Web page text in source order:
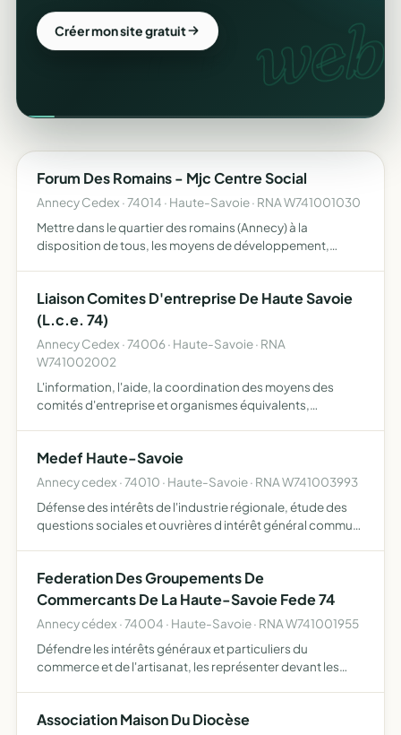
web.
Créer mon site gratuit
Forum Des Romains - Mjc Centre Social
Annecy Cedex · 74014 · Haute-Savoie · RNA W741001030
Mettre dans le quartier des romains (Annecy) à la
disposition de tous, les moyens de développement,
Liaison Comites D'entreprise De Haute Savoie
(L.c.e. 74)
Annecy Cedex · 74006 · Haute-Savoie · RNA
W741002002
L'information, l'aide, la coordination des moyens des
comités d'entreprise et organismes équivalents,
dans…
Medef Haute-Savoie
Annecy cedex · 74010 · Haute-Savoie · RNA W741003993
Défense des intérêts de l'industrie régionale, étude des
questions sociales et ouvrières d intérêt général commun,
Federation Des Groupements De
Commercants De La Haute-Savoie Fede 74
Annecy cédex · 74004 · Haute-Savoie · RNA W741001955
Défendre les intérêts généraux et particuliers du
commerce et de l'artisanat, les représenter devant les
Association Maison Du Diocèse